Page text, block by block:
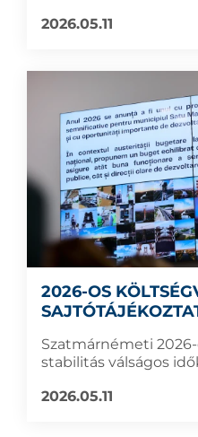
2026.05.11
2026-OS
Szatmárnémeti
stabilitás válságos
2026.05.11